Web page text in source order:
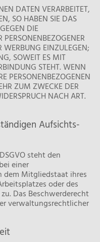
DATEN VERARBEITET,
SO HABEN SIE DAS
DIE
PERSONENBEZOGENER
EINZULEGEN;
SOWEIT ES MIT
STEHT. WENN
PERSONENBEZOGENEN
ZUM ZWECKE DER
NACH ART.
Aufsichts­
steht den
einer
dem Mitgliedstaat ihres
oder des
Das Beschwerderecht
verwaltungsrechtlicher